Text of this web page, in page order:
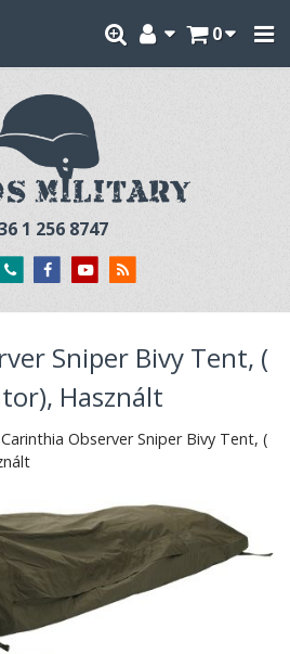
0
1 256 8747
Sniper Bivy Tent, (
Használt
Carinthia Observer Sniper Bivy Tent, (